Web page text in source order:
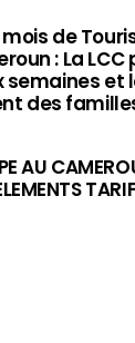
mois de
: La
semaines et
des
AU